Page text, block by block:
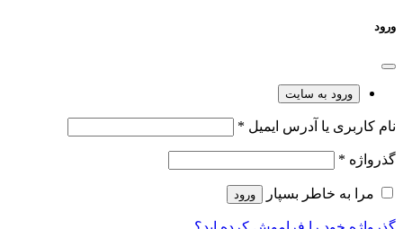
ورود
ورود به سایت
نام کاربری یا آدرس ایمیل *
گذرواژه *
مرا به خاطر بسپار ورود